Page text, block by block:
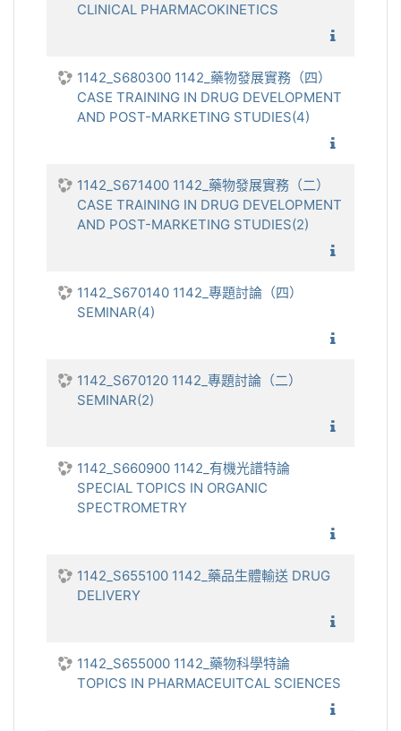
CLINICAL PHARMACOKINETICS
1142_S680300 1142_藥物發展實務（四）
CASE TRAINING IN DRUG DEVELOPMENT
AND POST-MARKETING STUDIES(4)
1142_S671400 1142_藥物發展實務（二）
CASE TRAINING IN DRUG DEVELOPMENT
AND POST-MARKETING STUDIES(2)
1142_S670140 1142_專題討論（四）
SEMINAR(4)
1142_S670120 1142_專題討論（二）
SEMINAR(2)
1142_S660900 1142_有機光譜特論
SPECIAL TOPICS IN ORGANIC
SPECTROMETRY
1142_S655100 1142_藥品生體輸送 DRUG
DELIVERY
1142_S655000 1142_藥物科學特論
TOPICS IN PHARMACEUITCAL SCIENCES